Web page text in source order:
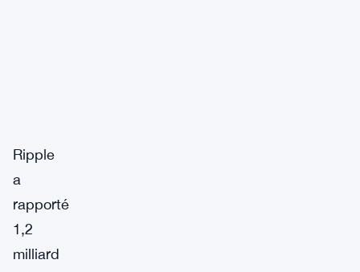
Ripple
a
rapporté
1,2
milliard